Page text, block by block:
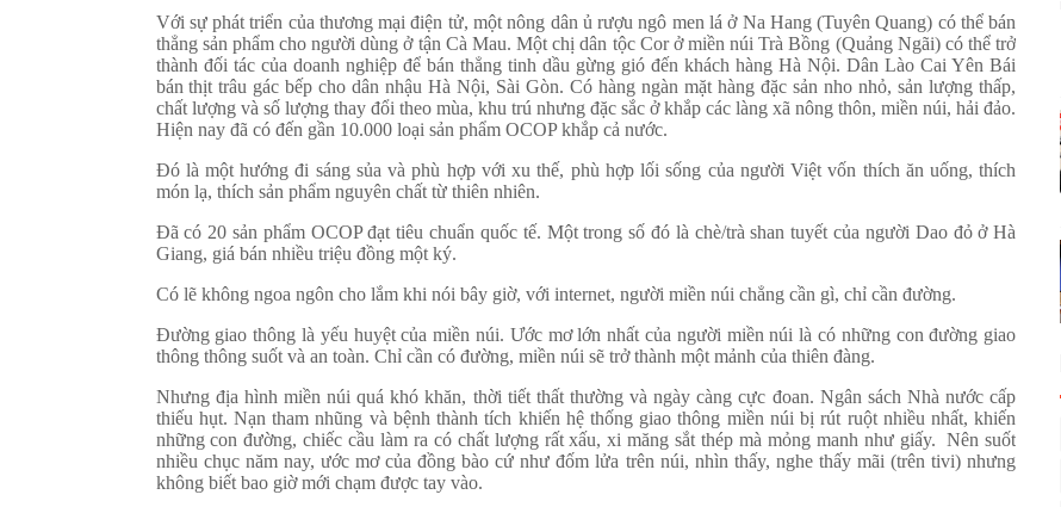
Với sự phát triển của thương mại điện tử, một nông dân ủ rượu ngô men lá ở Na Hang (Tuyên Quang) có thể bán
thẳng sản phẩm cho người dùng ở tận Cà Mau. Một chị dân tộc Cor ở miền núi Trà Bồng (Quảng Ngãi) có thể trở
thành đối tác của doanh nghiệp để bán thẳng tinh dầu gừng gió đến khách hàng Hà Nội. Dân Lào Cai Yên Bái
bán thịt trâu gác bếp cho dân nhậu Hà Nội, Sài Gòn. Có hàng ngàn mặt hàng đặc sản nho nhỏ, sản lượng thấp,
chất lượng và số lượng thay đổi theo mùa, khu trú nhưng đặc sắc ở khắp các làng xã nông thôn, miền núi, hải đảo.
Hiện nay đã có đến gần 10.000 loại sản phẩm OCOP khắp cả nước.
Đó là một hướng đi sáng sủa và phù hợp với xu thế, phù hợp lối sống của người Việt vốn thích ăn uống, thích
món lạ, thích sản phẩm nguyên chất từ thiên nhiên.
Đã có 20 sản phẩm OCOP đạt tiêu chuẩn quốc tế. Một trong số đó là chè/trà shan tuyết của người Dao đỏ ở Hà
Giang, giá bán nhiều triệu đồng một ký.
Có lẽ không ngoa ngôn cho lắm khi nói bây giờ, với internet, người miền núi chẳng cần gì, chỉ cần đường.
Đường giao thông là yếu huyệt của miền núi. Ước mơ lớn nhất của người miền núi là có những con đường giao
thông thông suốt và an toàn. Chỉ cần có đường, miền núi sẽ trở thành một mảnh của thiên đàng.
Nhưng địa hình miền núi quá khó khăn, thời tiết thất thường và ngày càng cực đoan. Ngân sách Nhà nước cấp
thiếu hụt. Nạn tham nhũng và bệnh thành tích khiến hệ thống giao thông miền núi bị rút ruột nhiều nhất, khiến
những con đường, chiếc cầu làm ra có chất lượng rất xấu, xi măng sắt thép mà mỏng manh như giấy. Nên suốt
nhiều chục năm nay, ước mơ của đồng bào cứ như đốm lửa trên núi, nhìn thấy, nghe thấy mãi (trên tivi) nhưng
không biết bao giờ mới chạm được tay vào.